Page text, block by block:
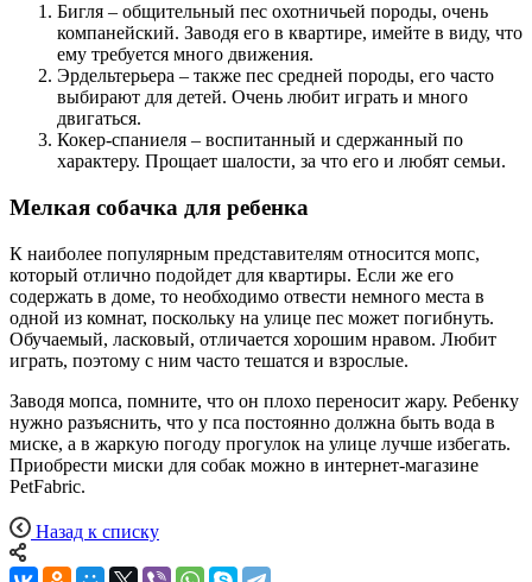
Бигля – общительный пес охотничьей породы, очень
компанейский. Заводя его в квартире, имейте в виду, что
ему требуется много движения.
Эрдельтерьера – также пес средней породы, его часто
выбирают для детей. Очень любит играть и много
двигаться.
Кокер-спаниеля – воспитанный и сдержанный по
характеру. Прощает шалости, за что его и любят семьи.
Мелкая собачка для ребенка
К наиболее популярным представителям относится мопс,
который отлично подойдет для квартиры. Если же его
содержать в доме, то необходимо отвести немного места в
одной из комнат, поскольку на улице пес может погибнуть.
Обучаемый, ласковый, отличается хорошим нравом. Любит
играть, поэтому с ним часто тешатся и взрослые.
Заводя мопса, помните, что он плохо переносит жару. Ребенку
нужно разъяснить, что у пса постоянно должна быть вода в
миске, а в жаркую погоду прогулок на улице лучше избегать.
Приобрести миски для собак можно в интернет-магазине
PetFabric.
Назад к списку